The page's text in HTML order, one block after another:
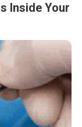
Inside Your